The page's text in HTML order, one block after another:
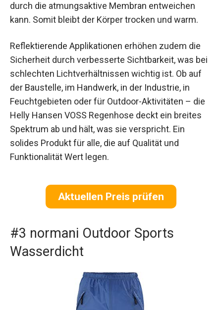
durch die atmungsaktive Membran entweichen
kann. Somit bleibt der Körper trocken und warm.
Reflektierende Applikationen erhöhen zudem die
Sicherheit durch verbesserte Sichtbarkeit, was bei
schlechten Lichtverhältnissen wichtig ist. Ob auf
der Baustelle, im Handwerk, in der Industrie, in
Feuchtgebieten oder für Outdoor-Aktivitäten – die
Helly Hansen VOSS Regenhose deckt ein breites
Spektrum ab und hält, was sie verspricht. Ein
solides Produkt für alle, die auf Qualität und
Funktionalität Wert legen.
Aktuellen Preis prüfen
#3 normani Outdoor Sports
Wasserdicht